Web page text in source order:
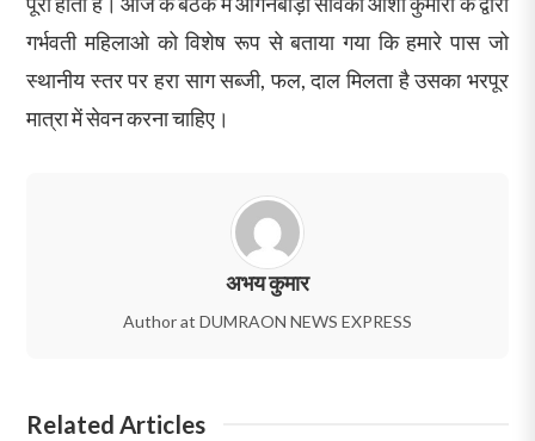
गर्भवती महिलाओ को विशेष रूप से बताया गया कि हमारे पास जो
स्थानीय स्तर पर हरा साग सब्जी, फल, दाल मिलता है उसका भरपूर
मात्रा में सेवन करना चाहिए।
अभय कुमार
Author at DUMRAON NEWS EXPRESS
Related Articles